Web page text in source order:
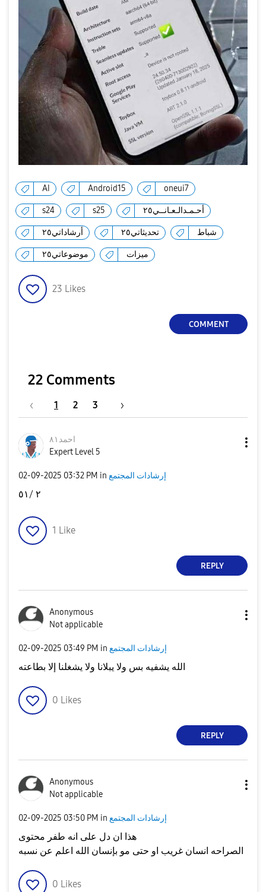
AI Android15 oneui7
s24 s25 أحـمـدالـعـانــي٢٥
أرشاداتي٢٥ تحديثاتي٢٥ شباط
موضوعاتي٢٥ ميزات
23 Likes
COMMENT
22 Comments
1 2 3
احمد٨١
Expert Level 5
‎02-09-2025 03:32 PM in إرشادات المجتمع
٢ /٥١
1 Like
REPLY
Anonymous
Not applicable
‎02-09-2025 03:49 PM in إرشادات المجتمع
الله يشفيه بس ولا يبلانا ولا يشغلنا إلا بطاعته
0 Likes
REPLY
Anonymous
Not applicable
‎02-09-2025 03:50 PM in إرشادات المجتمع
هذا ان دل على انه طفر محتوى
الصراحه انسان غريب او حتى مو بإنسان الله اعلم عن نسبه
0 Likes